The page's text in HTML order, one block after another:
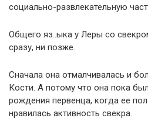
социально-развлекательную
Общего яз..ыка у Леры со
сразу, ни позже.
Сначала она отмалчивалась и
Кости. А потому что она пока
рождения первенца, когда ее
нравилась активность свекра.